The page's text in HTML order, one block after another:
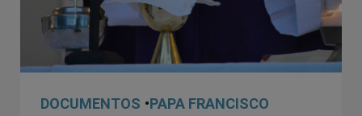
DOCUMENTOS •PAPA FRANCISCO